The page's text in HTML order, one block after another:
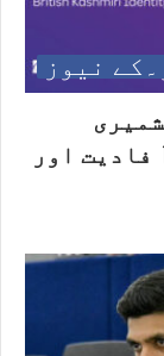
نیوز
اور